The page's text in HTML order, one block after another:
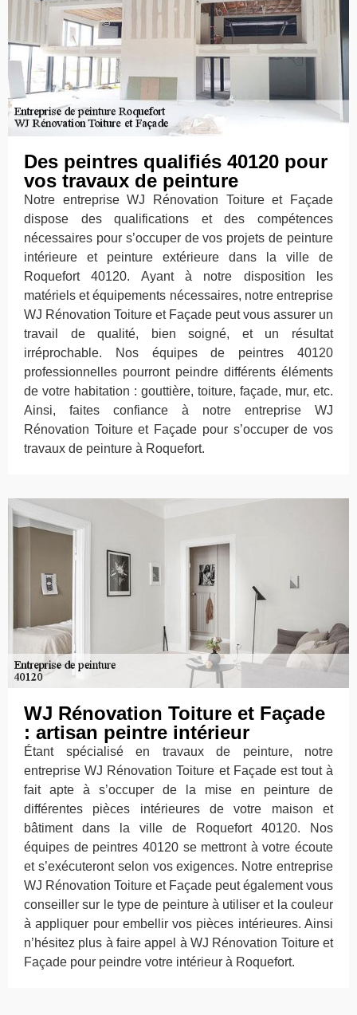
Des peintres qualifiés 40120 pour
vos travaux de peinture
Notre entreprise WJ Rénovation Toiture et Façade
dispose des qualifications et des compétences
nécessaires pour s’occuper de vos projets de peinture
intérieure et peinture extérieure dans la ville de
Roquefort 40120. Ayant à notre disposition les
matériels et équipements nécessaires, notre entreprise
WJ Rénovation Toiture et Façade peut vous assurer un
travail de qualité, bien soigné, et un résultat
irréprochable. Nos équipes de peintres 40120
professionnelles pourront peindre différents éléments
de votre habitation : gouttière, toiture, façade, mur, etc.
Ainsi, faites confiance à notre entreprise WJ
Rénovation Toiture et Façade pour s’occuper de vos
travaux de peinture à Roquefort.
WJ Rénovation Toiture et Façade
: artisan peintre intérieur
Étant spécialisé en travaux de peinture, notre
entreprise WJ Rénovation Toiture et Façade est tout à
fait apte à s’occuper de la mise en peinture de
différentes pièces intérieures de votre maison et
bâtiment dans la ville de Roquefort 40120. Nos
équipes de peintres 40120 se mettront à votre écoute
et s’exécuteront selon vos exigences. Notre entreprise
WJ Rénovation Toiture et Façade peut également vous
conseiller sur le type de peinture à utiliser et la couleur
à appliquer pour embellir vos pièces intérieures. Ainsi
n’hésitez plus à faire appel à WJ Rénovation Toiture et
Façade pour peindre votre intérieur à Roquefort.